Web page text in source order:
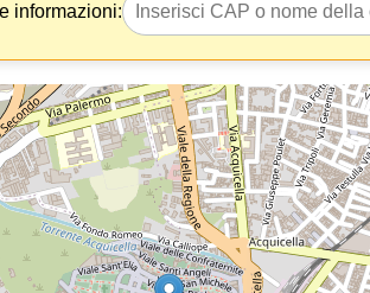
informazioni: